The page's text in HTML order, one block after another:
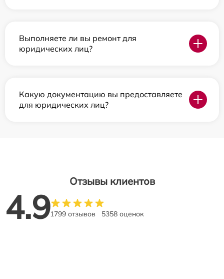
Выполняете ли вы ремонт для
юридических лиц?
Какую документацию вы предоставляете
для юридических лиц?
Отзывы клиентов
4.91799 отзывов 5358 оценок